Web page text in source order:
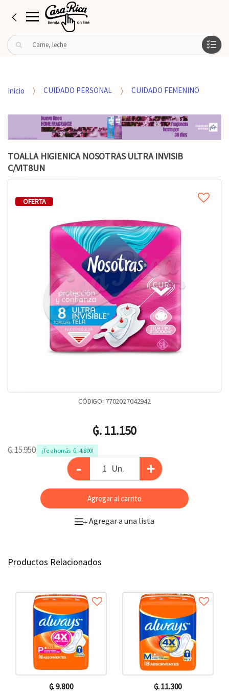
B
u
r
o
Inicio CUIDADO PERSONAL CUIDADO FEMENINO
TOALLA HIGIENICA NOSOTRAS ULTRA INVISIB
C/VIT8UN
OFERTA
CÓDIGO: 7702027042942
₲. 11.150
₲. 15.950 ¡Te ahorrás  ₲. 4.800!
- Un. +
Agregar al carrito
+Agregar a una lista
Productos Relacionados
₲. 9.800 ₲. 11.300